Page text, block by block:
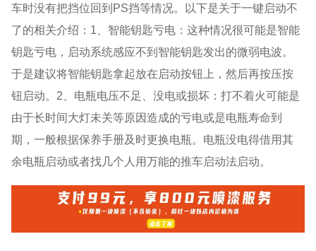
车时没有把挡位回到PS挡等情况。以下是关于一键启动不
了的相关介绍：1、智能钥匙亏电：这种情况很可能是智能
钥匙亏电，启动系统感应不到智能钥匙发出的微弱电波。
于是建议将智能钥匙拿起放在启动按钮上，然后再按压按
钮启动。2、电瓶电压不足、没电或损坏：打不着火可能是
由于长时间大灯未关等原因造成的亏电或是电瓶寿命到
期，一般根据保养手册及时更换电瓶。电瓶没电得借用其
余电瓶启动或者找几个人用万能的推车启动法启动。